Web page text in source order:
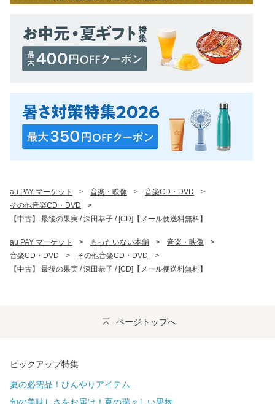
au PAY マーケット > 音楽・映像 > 音楽CD・DVD
>
その他音楽CD・DVD
>
【中古】 最後の果実 / 深田恭子 / [CD]【メール便送料無料】
au PAY マーケット > もったいない本舗 > 音楽・映像
>
音楽CD・DVD
> その他音楽CD・DVD
>
【中古】 最後の果実 / 深田恭子 / [CD]【メール便送料無料】
ページトップへ
ピックアップ特集
夏の必需品！ひんやりアイテム